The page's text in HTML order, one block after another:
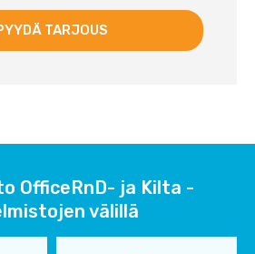
OfficeRnD- ja Kilta -
välillä